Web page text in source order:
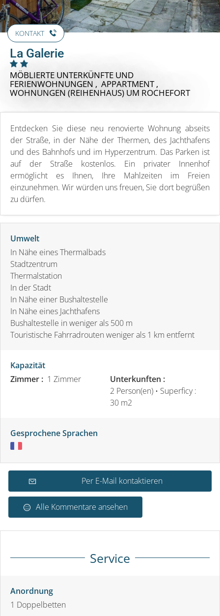
KONTAKT
La Galerie
MÖBLIERTE UNTERKÜNFTE UND
FERIENWOHNUNGEN , APPARTMENT ,
WOHNUNGEN (REIHENHAUS) UM ROCHEFORT
Entdecken Sie diese neu renovierte Wohnung abseits
der Straße, in der Nähe der Thermen, des Jachthafens
und des Bahnhofs und im Hyperzentrum. Das Parken ist
auf der Straße kostenlos. Ein privater Innenhof
ermöglicht es Ihnen, Ihre Mahlzeiten im Freien
einzunehmen. Wir würden uns freuen, Sie dort begrüßen
zu dürfen.
Umwelt
In Nähe eines Thermalbads
Stadtzentrum
Thermalstation
In der Stadt
In Nähe einer Bushaltestelle
In Nähe eines Jachthafens
Bushaltestelle in weniger als 500 m
Touristische Fahrradrouten weniger als 1 km entfernt
Kapazität
Zimmer : 1 Zimmer
Unterkunften :
2 Person(en) • Superficy :
30 m2
Gesprochene Sprachen
Per E-Mail kontaktieren
Alle Kommentare ansehen
Service
Anordnung
1 Doppelbetten